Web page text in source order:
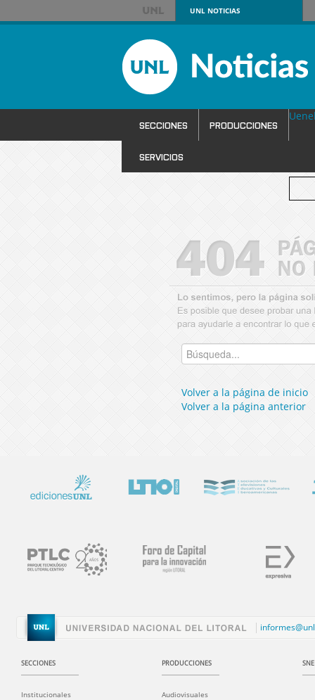
UNLNOTICIAS
SECCIONES PRODUCCIONES
SERVICIOS
Volver a la página de inicio
Volver a la página anterior
SECCIONES
Institucionales
PRODUCCIONES
Audiovisuales
SNE